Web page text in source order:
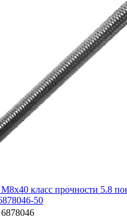
класс прочности 5.8
50
6878046